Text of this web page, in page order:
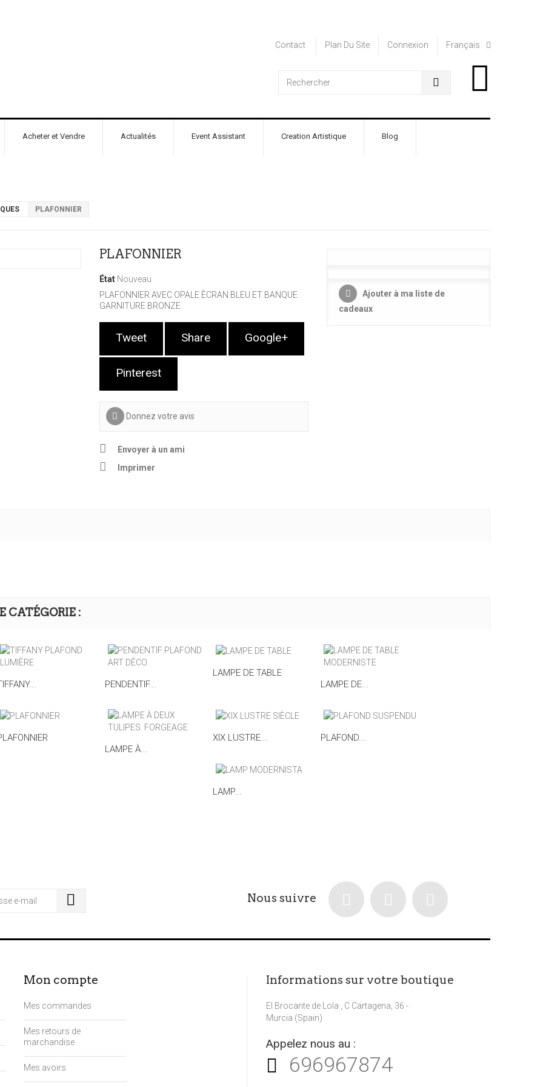
Français
Connexion
Contact Plan Du Site
Acheter et Vendre Actualités Event Assistant Creation Artistique Blog
PLAFONNIER
PLAFONNIER
État Nouveau
PLAFONNIER AVEC OPALE ÈCRAN BLEU ET BANQUE
GARNITURE BRONZE
Tweet Share Google+
Pinterest
Donnez votre avis
Envoyer à un ami
Imprimer
Ajouter à ma liste de
cadeaux
CATÉGORIE :
PENDENTIF...
LAMPE DE TABLE
LAMPE DE...
LAMPE À...
XIX LUSTRE... PLAFOND...
LAMP...
Nous suivre
Mon compte
Mes commandes
Mes retours de
marchandise
Mes avoirs
Informations sur votre boutique
El Brocante de Lola , C Cartagena, 36 -
Murcia (Spain)
Appelez nous au :
696967874